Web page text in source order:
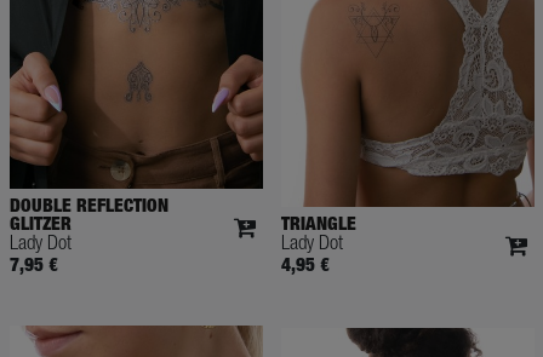
DOUBLE REFLECTION
GLITZER
Lady Dot
7,95 €
TRIANGLE
Lady Dot
4,95 €